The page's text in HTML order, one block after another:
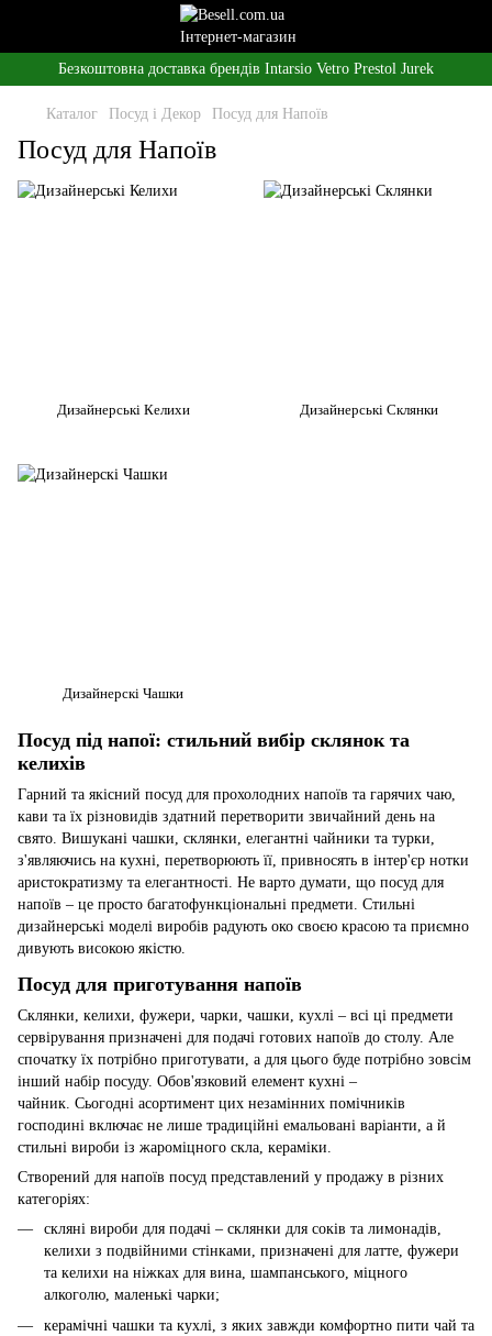
Безкоштовна доставка брендів Intarsio Vetro Prestol Jurek
Каталог Посуд і Декор Посуд для Напоїв
Посуд для Напоїв
Посуд під напої: стильний вибір склянок та
келихів
Гарний та якісний посуд для прохолодних напоїв та гарячих чаю,
кави та їх різновидів здатний перетворити звичайний день на
свято. Вишукані чашки, склянки, елегантні чайники та турки,
з'являючись на кухні, перетворюють її, привносять в інтер'єр нотки
аристократизму та елегантності. Не варто думати, що посуд для
напоїв – це просто багатофункціональні предмети. Стильні
дизайнерські моделі виробів радують око своєю красою та приємно
дивують високою якістю.
Посуд для приготування напоїв
Склянки, келихи, фужери, чарки, чашки, кухлі – всі ці предмети
сервірування призначені для подачі готових напоїв до столу. Але
спочатку їх потрібно приготувати, а для цього буде потрібно зовсім
інший набір посуду. Обов'язковий елемент кухні –
чайник. Сьогодні асортимент цих незамінних помічників
господині включає не лише традиційні емальовані варіанти, а й
стильні вироби із жароміцного скла, кераміки.
Створений для напоїв посуд представлений у продажу в різних
категоріях:
скляні вироби для подачі – склянки для соків та лимонадів,
келихи з подвійними стінками, призначені для латте, фужери
та келихи на ніжках для вина, шампанського, міцного
алкоголю, маленькі чарки;
керамічні чашки та кухлі, з яких завжди комфортно пити чай та
Дизайнерські Келихи Дизайнерські Склянки
Дизайнерскі Чашки